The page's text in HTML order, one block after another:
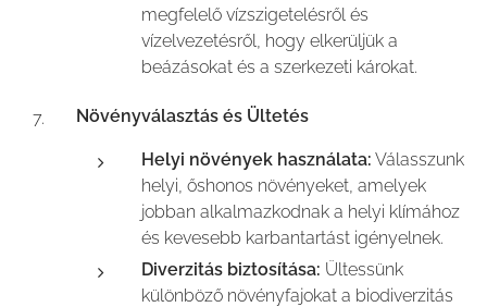
megfelelő vízszigetelésről és
vízelvezetésről, hogy elkerüljük a
beázásokat és a szerkezeti károkat.
Növényválasztás és Ültetés
Helyi növények használata: Válasszunk
helyi, őshonos növényeket, amelyek
jobban alkalmazkodnak a helyi klímához
és kevesebb karbantartást igényelnek.
Diverzitás biztosítása: Ültessünk
különböző növényfajokat a biodiverzitás